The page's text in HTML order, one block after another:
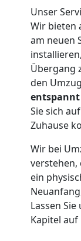
Unser
Wir bieten
am neuen
Übergang
den
entspannt
Sie sich
Zuhause
Wir bei
verstehen,
ein
Lassen
Kapitel
Umzug
für